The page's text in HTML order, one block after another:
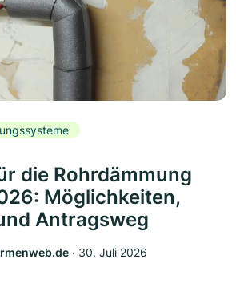
die Rohrdämmung
Möglichkeiten,
Antragsweg
‧ 30. Juli 2026